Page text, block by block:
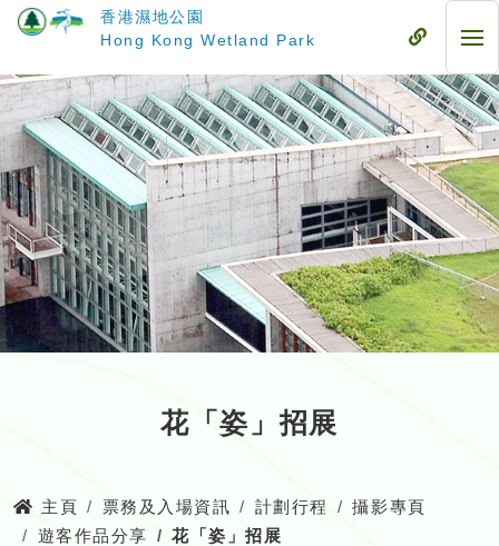
要
內
容
香港濕地公園
Hong Kong Wetland Park
流
式
目
錄
流
動
式
目
錄
花「姿」招展
主頁 票務及入場資訊 計劃行程
攝影專頁
遊客作品分享
花「姿」招展